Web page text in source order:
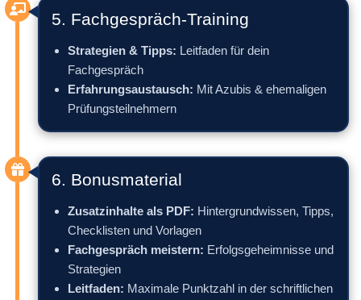
5. Fachgespräch-Training
Strategien & Tipps: Leitfaden für dein
Fachgespräch
Erfahrungsaustausch: Mit Azubis & ehemaligen
Prüfungsteilnehmern
6. Bonusmaterial
Zusatzinhalte als PDF: Hintergrundwissen, Tipps,
Checklisten und Vorlagen
Fachgespräch meistern: Erfolgsgeheimnisse und
Strategien
Leitfaden: Maximale Punktzahl in der schriftlichen